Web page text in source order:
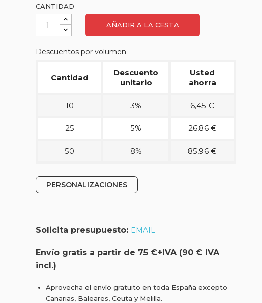
CANTIDAD
AÑADIR A LA CESTA
Descuentos por volumen
Cantidad
Descuento
unitario
Usted
ahorra
10 3% 6,45 €
25 5% 26,86 €
50 8% 85,96 €
PERSONALIZACIONES
Solicita presupuesto: EMAIL
Envío gratis a partir de 75 €+IVA (90 € IVA
incl.)
Aprovecha el envío gratuito en toda España excepto
Canarias, Baleares, Ceuta y Melilla.